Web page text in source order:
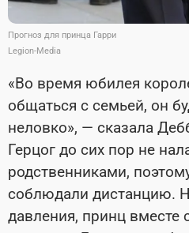
Прогноз для принца Гарри
Legion-Media
«Во время юбилея
общаться с семьей, он
неловко», — сказала
Герцог до сих пор не
родственниками,
соблюдали дистанцию.
давления, принц вместе